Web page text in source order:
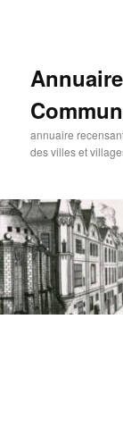
annuaire
des villes et